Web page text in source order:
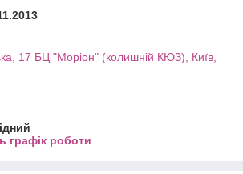
17 БЦ "Моріон" (колишній КЮЗ), Київ,
графік роботи